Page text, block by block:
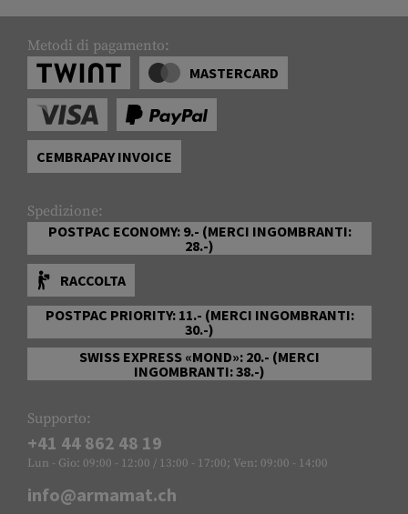
Metodi di pagamento:
MASTERCARD
CEMBRAPAY INVOICE
Spedizione:
POSTPAC ECONOMY: 9.- (MERCI INGOMBRANTI:
28.-)
RACCOLTA
POSTPAC PRIORITY: 11.- (MERCI INGOMBRANTI:
30.-)
SWISS EXPRESS «MOND»: 20.- (MERCI
INGOMBRANTI: 38.-)
Supporto:
+41 44 862 48 19
Lun - Gio: 09:00 - 12:00 / 13:00 - 17:00; Ven: 09:00 - 14:00
info@armamat.ch